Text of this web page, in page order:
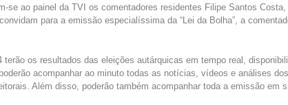
se ao painel da TVI os comentadores residentes Filipe Santos
para a emissão especialíssima da “Lei da Bolha”, a
terão os resultados das eleições autárquicas em tempo real,
acompanhar ao minuto todas as notícias, vídeos e análises
Além disso, poderão também acompanhar toda a emissão em